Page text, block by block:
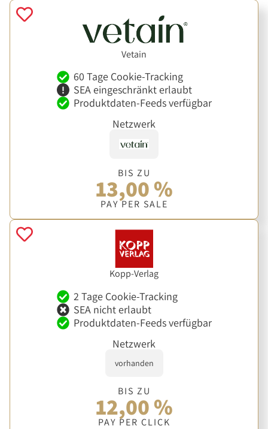
Vetain
60 Tage Cookie-Tracking
SEA eingeschränkt erlaubt
Produktdaten-Feeds verfügbar
Netzwerk
BIS ZU
13,00 %
PAY PER SALE
Kopp-Verlag
2 Tage Cookie-Tracking
SEA nicht erlaubt
Produktdaten-Feeds verfügbar
Netzwerk
vorhanden
BIS ZU
12,00 %
PAY PER CLICK